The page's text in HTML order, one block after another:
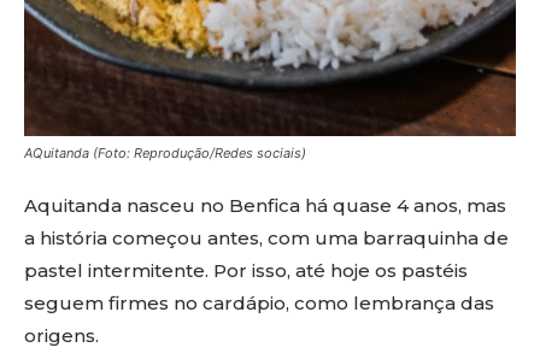
AQuitanda (Foto: Reprodução/Redes sociais)
Aquitanda nasceu no Benfica há quase 4 anos, mas
a história começou antes, com uma barraquinha de
pastel intermitente. Por isso, até hoje os pastéis
seguem firmes no cardápio, como lembrança das
origens.